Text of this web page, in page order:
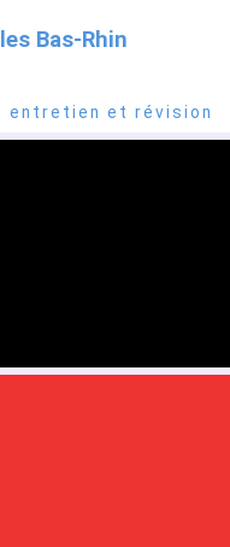
Bas-Rhin
entretien et révision